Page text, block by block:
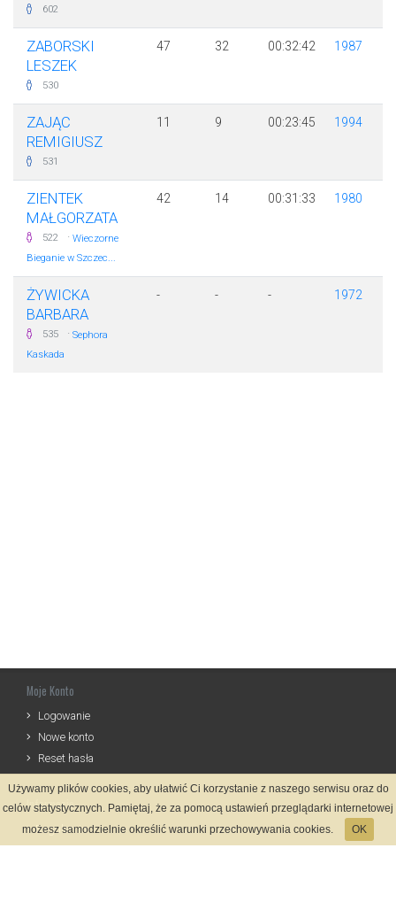
602
ZABORSKI
LESZEK
530
47 32 00:32:42 1987
ZAJĄC
REMIGIUSZ
531
11 9 00:23:45 1994
ZIENTEK
MAŁGORZATA
522 · Wieczorne
Bieganie w Szczec...
42 14 00:31:33 1980
ŻYWICKA
BARBARA
535 · Sephora
Kaskada
- - - 1972
Moje Konto
Logowanie
Nowe konto
Reset hasła
Informacje
Regulamin
Używamy plików cookies, aby ułatwić Ci korzystanie z naszego serwisu oraz do
celów statystycznych. Pamiętaj, że za pomocą ustawień przeglądarki internetowej
możesz samodzielnie określić warunki przechowywania cookies.
OK